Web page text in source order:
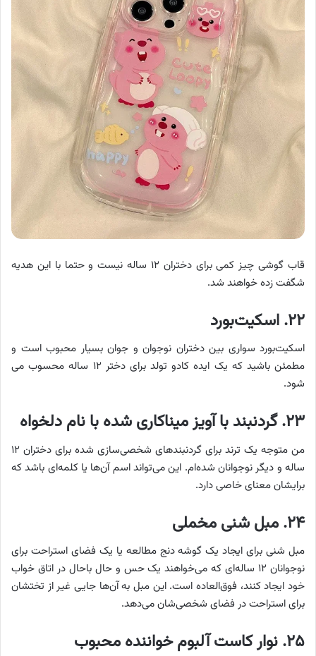
قاب گوشی چیز کمی برای دختران ۱۲ ساله نیست و حتما با این هدیه
شگفت زده خواهند شد.
۲۲. اسکیت‌بورد
اسکیت‌بورد سواری بین دختران نوجوان و جوان بسیار محبوب است و
مطمئن باشید که یک ایده کادو تولد برای دختر ۱۲ ساله محسوب می
شود.
۲۳. گردنبند با آویز میناکاری شده با نام دلخواه
من متوجه یک ترند برای گردنبندهای شخصی‌سازی شده برای دختران ۱۲
ساله و دیگر نوجوانان شده‌ام. این می‌تواند اسم آن‌ها یا کلمه‌ای باشد که
برایشان معنای خاصی دارد.
۲۴. مبل شنی مخملی
مبل شنی برای ایجاد یک گوشه دنج مطالعه یا یک فضای استراحت برای
نوجوانان ۱۲ ساله‌ای که می‌خواهند یک حس و حال باحال در اتاق خواب
خود ایجاد کنند، فوق‌العاده است. این مبل به آن‌ها جایی غیر از تختشان
برای استراحت در فضای شخصی‌شان می‌دهد.
۲۵. نوار کاست آلبوم خواننده محبوب